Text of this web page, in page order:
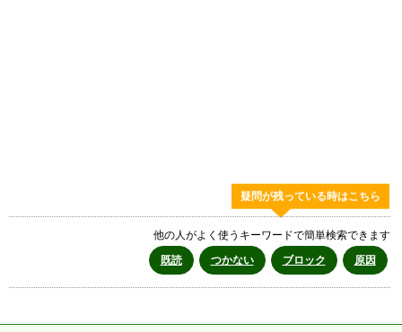
疑問が残っている時はこちら
他の人がよく使うキーワードで簡単検索できます
既読
つかない ブロック 原因